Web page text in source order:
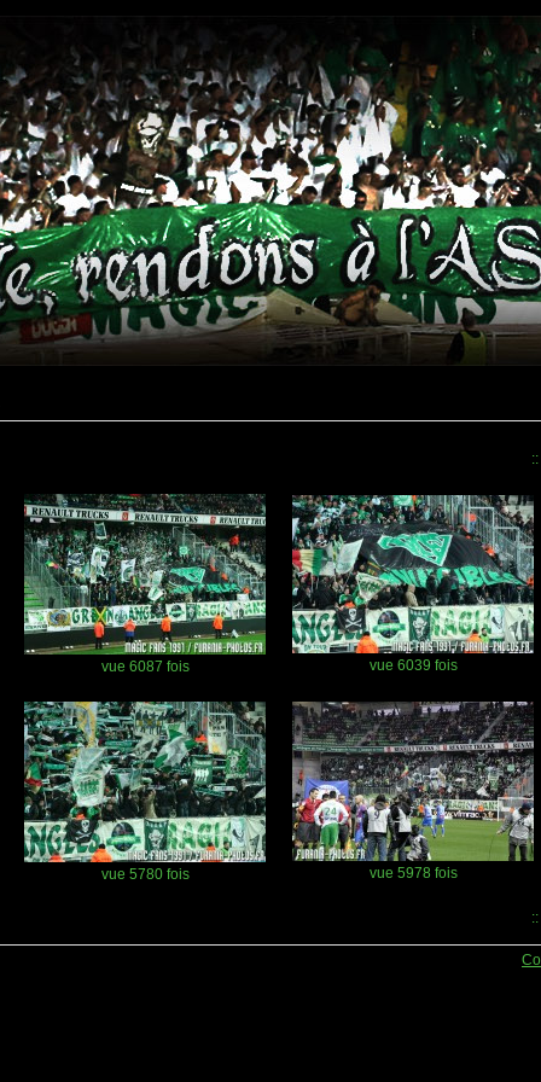
::
vue 6087 fois vue 6039 fois
vue 5780 fois vue 5978 fois
::